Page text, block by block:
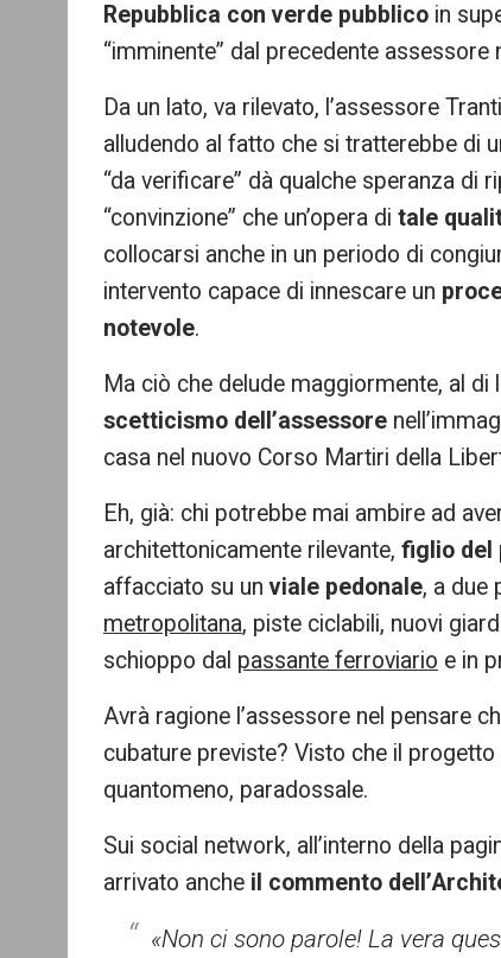
Repubblica con verde pubblico in
“imminente” dal precedente
Da un lato, va rilevato, l’assessore
alludendo al fatto che si tratterebbe di
“da verificare” dà qualche speranza di
“convinzione” che un’opera di tale
collocarsi anche in un periodo di
intervento capace di innescare un
notevole.
Ma ciò che delude maggiormente, al
scetticismo dell’assessore
casa nel nuovo Corso Martiri della
Eh, già: chi potrebbe mai ambire ad
architettonicamente rilevante, figlio del
affacciato su unviale pedonale, a due
metropolitana, piste ciclabili, nuovi
schioppo dal passante ferroviario e in
Avrà ragione l’assessore nel pensare
cubature previste? Visto che il
quantomeno, paradossale.
Sui social network, all’interno della
arrivato anche il commento
«Non ci sono parole! La vera